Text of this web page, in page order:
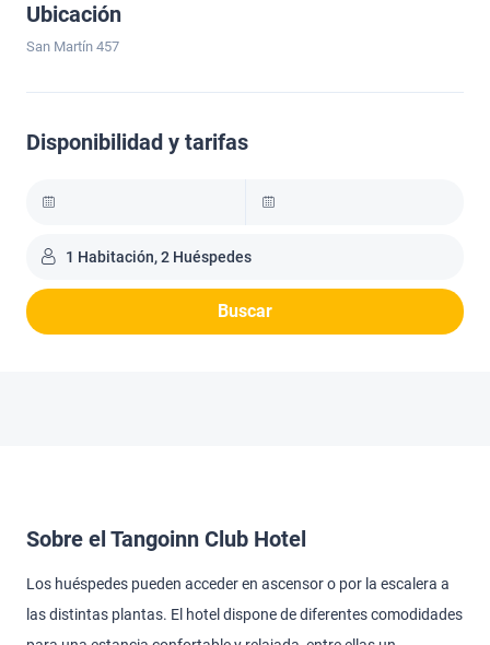
Ubicación
San Martín 457
Disponibilidad y tarifas
1 Habitación, 2 Huéspedes
Buscar
Sobre el Tangoinn Club Hotel
Los huéspedes pueden acceder en ascensor o por la escalera a
las distintas plantas. El hotel dispone de diferentes comodidades